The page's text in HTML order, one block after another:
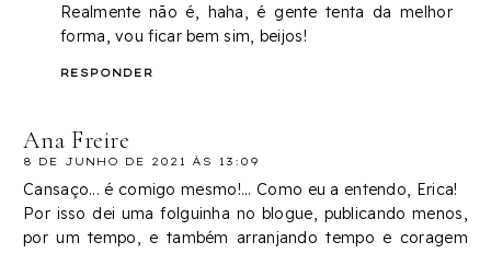
Realmente não é, haha, é gente tenta da melhor
forma, vou ficar bem sim, beijos!
RESPONDER
Ana Freire
8 DE JUNHO DE 2021 ÀS 13:09
Cansaço... é comigo mesmo!... Como eu a entendo, Erica!
Por isso dei uma folguinha no blogue, publicando menos,
por um tempo, e também arranjando tempo e coragem